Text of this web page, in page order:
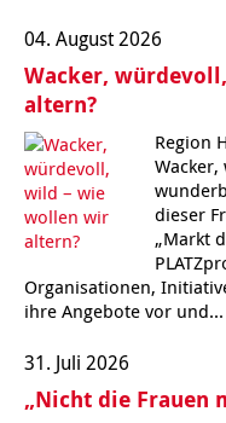
04. August 2026
Wacker,
altern?
Region
dieser
„Markt
Organisationen,
ihre Angebote vor und...
31. Juli 2026
„Nicht die Frauen